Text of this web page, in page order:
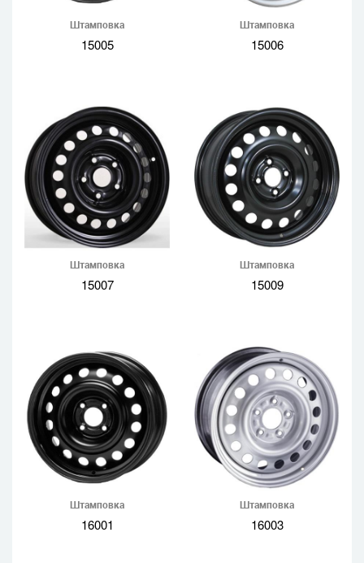
Штамповка
15005
Штамповка
15006
Штамповка
15007
Штамповка
15009
Штамповка
16001
Штамповка
16003